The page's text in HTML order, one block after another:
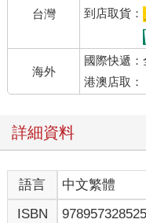
冬季晴好的夜晚，庭院角
焰，混雜榻榻米地板獨有
漫鋪展於素樸淡雅的空間
五歲的男孩手中的松毬，
寒風吹過濃密松針的隙縫
山上白天的溫度，比平地
差更加懸殊。幸而當地並
緯度地區的呼吸，因為天
暖著人與人之間不黏不膩
台灣
到店取貨：
海外
國際快遞：
港澳店取：
詳細資料
語言 中文繁體
ISBN